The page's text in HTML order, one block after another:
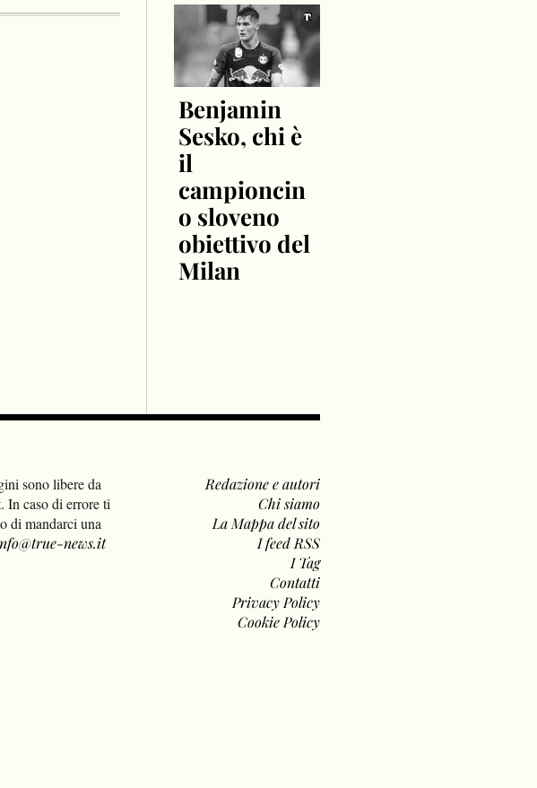
Benjamin
Sesko, chi è
il
campioncin
o sloveno
obiettivo del
Milan
sono libere da
In caso di errore ti
di mandarci una
news.it
Redazione e autori
Chi siamo
La Mappa del sito
I feed RSS
I Tag
Contatti
Privacy Policy
Cookie Policy